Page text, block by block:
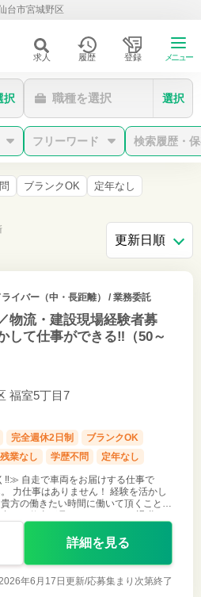
台市宮城野区
求人 履歴 登録 メニュー
択 職種を選択 選択
フリーワード 検索履歴・
ブランクOK 定年なし
イバー（中・長距離） / 業務委託
物流・建設現場経験者募
して仕事ができる‼（50～
福室5丁目7
完全週休2日制
ブランクOK
残業なし 学歴不問 定年なし
‼≫ 自走で車両をお届けする仕事で
力仕事はありません！ 経験を活かし
方の働きたい時間に働いて頂くことも
詳細を見る
2026年6月17日更新/応募集まり次第終了